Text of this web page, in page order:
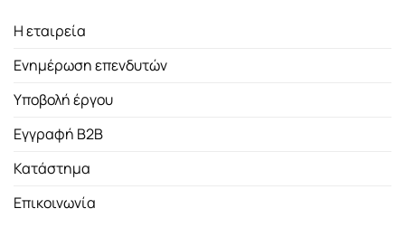
Η εταιρεία
Ενημέρωση επενδυτών
Υποβολή έργου
Εγγραφή B2B
Κατάστημα
Επικοινωνία